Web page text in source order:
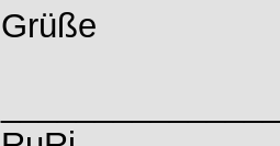
Grüße